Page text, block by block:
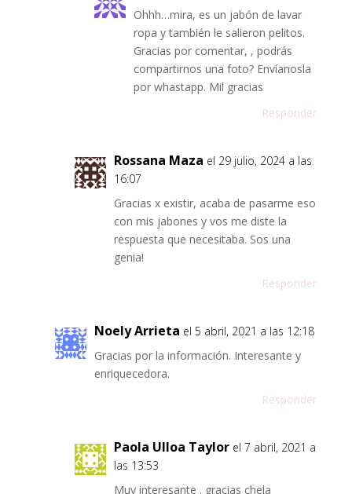
Ohhh…mira, es un jabón de lavar
ropa y también le salieron pelitos.
Gracias por comentar, , podrás
compartirnos una foto? Envíanosla
por whastapp. Mil gracias
Responder
Rossana Maza el 29 julio, 2024 a las
16:07
Gracias x existir, acaba de pasarme eso
con mis jabones y vos me diste la
respuesta que necesitaba. Sos una
genia!
Responder
Noely Arrieta el 5 abril, 2021 a las 12:18
Gracias por la información. Interesante y
enriquecedora.
Responder
Paola Ulloa Taylor el 7 abril, 2021 a
las 13:53
Muy interesante . gracias chela